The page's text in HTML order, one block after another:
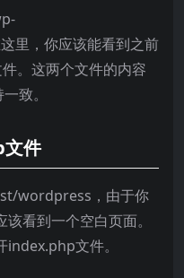
里，你应该能看到之前
。这两个文件的内容
致。
件
wordpress，由于你
看到一个空白页面。
文件。